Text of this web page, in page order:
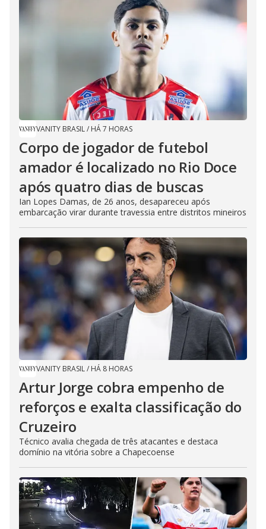
VANITY BRASIL/ HÁ 7 HORAS
Corpo de jogador de futebol
amador é localizado no Rio Doce
após quatro dias de buscas
Ian Lopes Damas, de 26 anos, desapareceu após
embarcação virar durante travessia entre distritos mineiros
VANITY BRASIL/ HÁ 8 HORAS
Artur Jorge cobra empenho de
reforços e exalta classificação do
Cruzeiro
Técnico avalia chegada de três atacantes e destaca
domínio na vitória sobre a Chapecoense